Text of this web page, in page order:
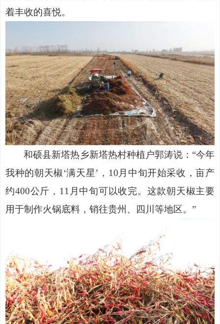
着丰收的喜悦。
和硕县新塔热乡新塔热村种植户郭涛说： “今年
我种的朝天椒‘满天星’，10月中旬开始采收，亩产
约400公斤，11月中旬可以收完。这款朝天椒主要
用于制作火锅底料，销往贵州、四川等地区。”